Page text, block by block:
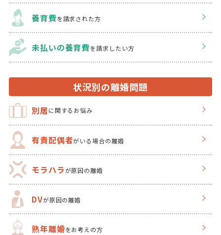
養育費を請求された方
未払いの養育費を請求したい方
状況別の離婚問題
別居に関するお悩み
有責配偶者がいる場合の離婚
モラハラが原因の離婚
DVが原因の離婚
熟年離婚をお考えの方